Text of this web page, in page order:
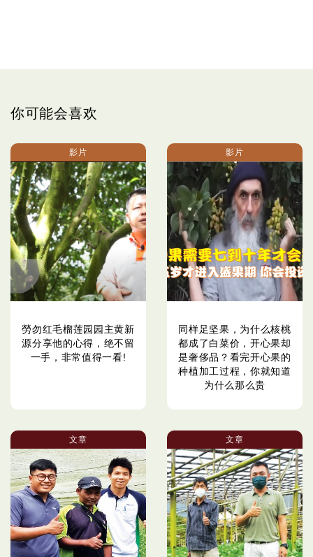
你可能会喜欢
影片
勞勿红毛榴莲园园主黄新
源分享他的心得，绝不留
一手，非常值得一看!
影片
同样足坚果，为什么核桃
都成了白菜价，开心果却
是奢侈品？看完开心果的
种植加工过程，你就知道
为什么那么贵
文章 文章